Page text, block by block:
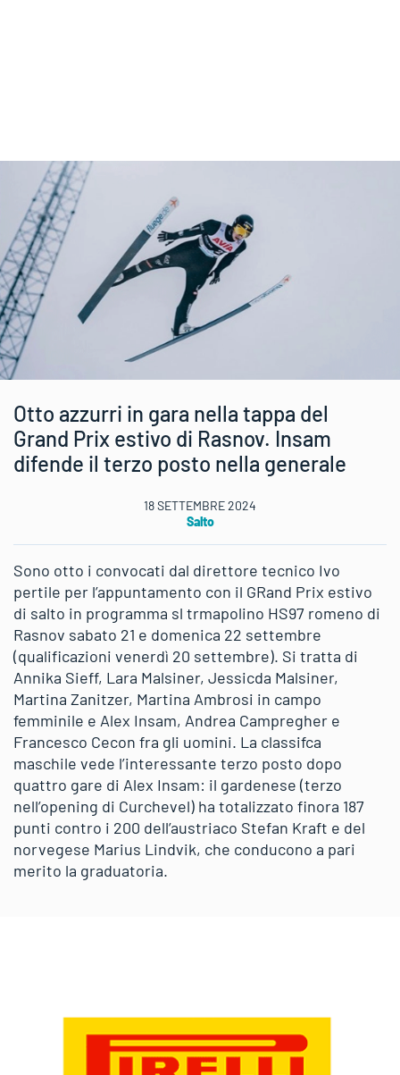
Otto azzurri in gara nella tappa del
Grand Prix estivo di Rasnov. Insam
difende il terzo posto nella generale
18 SETTEMBRE 2024
Salto
Sono otto i convocati dal direttore tecnico Ivo
pertile per l’appuntamento con il GRand Prix estivo
di salto in programma sl trmapolino HS97 romeno di
Rasnov sabato 21 e domenica 22 settembre
(qualificazioni venerdì 20 settembre). Si tratta di
Annika Sieff, Lara Malsiner, Jessicda Malsiner,
Martina Zanitzer, Martina Ambrosi in campo
femminile e Alex Insam, Andrea Campregher e
Francesco Cecon fra gli uomini. La classifca
maschile vede l’interessante terzo posto dopo
quattro gare di Alex Insam: il gardenese (terzo
nell’opening di Curchevel) ha totalizzato finora 187
punti contro i 200 dell’austriaco Stefan Kraft e del
norvegese Marius Lindvik, che conducono a pari
merito la graduatoria.